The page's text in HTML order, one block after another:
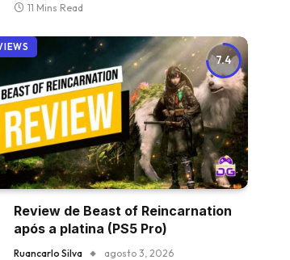
11 Mins Read
7.4
Review de Beast of Reincarnation
após a platina (PS5 Pro)
Ruancarlo Silva
agosto 3, 2026